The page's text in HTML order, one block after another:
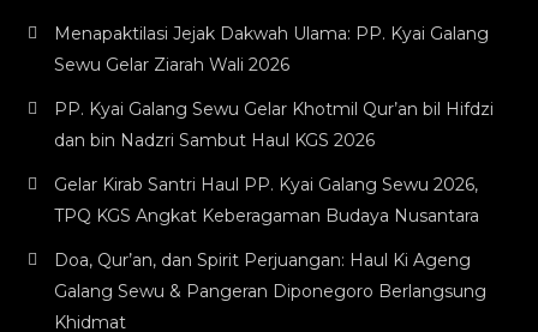
Menapaktilasi Jejak Dakwah Ulama: PP. Kyai Galang
Sewu Gelar Ziarah Wali 2026
PP. Kyai Galang Sewu Gelar Khotmil Qur’an bil Hifdzi
dan bin Nadzri Sambut Haul KGS 2026
Gelar Kirab Santri Haul PP. Kyai Galang Sewu 2026,
TPQ KGS Angkat Keberagaman Budaya Nusantara
Doa, Qur’an, dan Spirit Perjuangan: Haul Ki Ageng
Galang Sewu & Pangeran Diponegoro Berlangsung
Khidmat